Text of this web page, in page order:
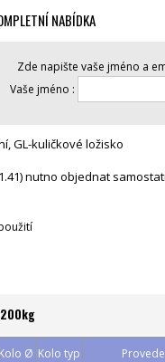
NABÍDKA
Zde napište vaše jméno a
Vaše jméno :
GL-kuličkové ložisko
nutno objednat
Kolo Ø Kolo typ